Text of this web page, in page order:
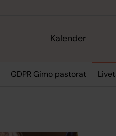
Kalender
GDPR Gimo pastorat